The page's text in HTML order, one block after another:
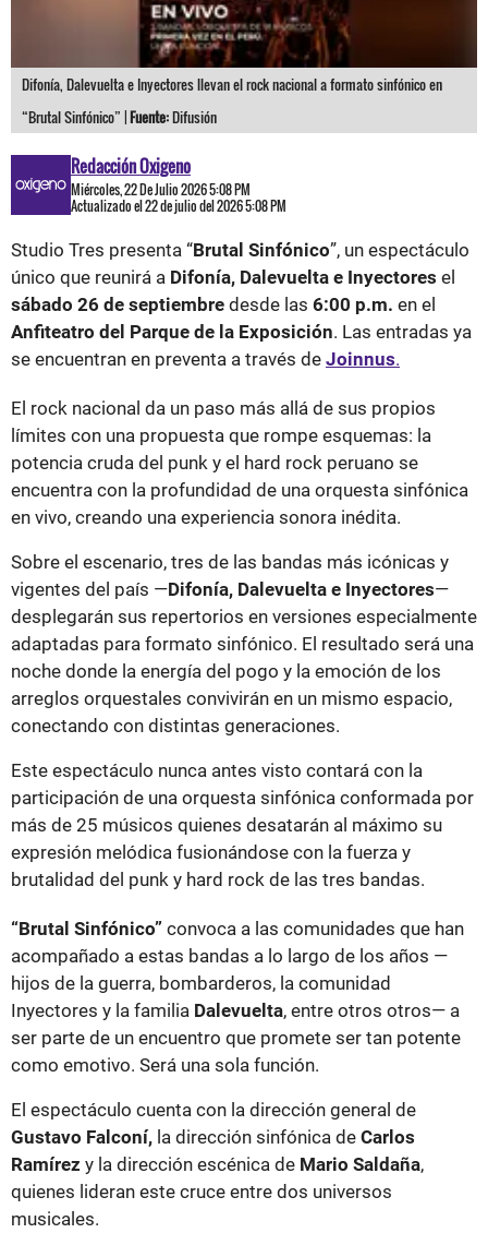
Difonía, Dalevuelta e Inyectores llevan el rock nacional a formato sinfónico en
“Brutal Sinfónico” |Fuente:Difusión
Redacción Oxigeno
Miércoles, 22 De Julio 2026 5:08 PM
Actualizado el 22 de julio del 2026 5:08 PM
Studio Tres presenta “Brutal Sinfónico”, un espectáculo
único que reunirá a Difonía, Dalevuelta e Inyectores el
sábado 26 de septiembre desde las 6:00 p.m. en el
Anfiteatro del Parque de la Exposición. Las entradas ya
se encuentran en preventa a través de Joinnus.
El rock nacional da un paso más allá de sus propios
límites con una propuesta que rompe esquemas: la
potencia cruda del punk y el hard rock peruano se
encuentra con la profundidad de una orquesta sinfónica
en vivo, creando una experiencia sonora inédita.
Sobre el escenario, tres de las bandas más icónicas y
vigentes del país —Difonía, Dalevuelta e Inyectores—
desplegarán sus repertorios en versiones especialmente
adaptadas para formato sinfónico. El resultado será una
noche donde la energía del pogo y la emoción de los
arreglos orquestales convivirán en un mismo espacio,
conectando con distintas generaciones.
Este espectáculo nunca antes visto contará con la
participación de una orquesta sinfónica conformada por
más de 25 músicos quienes desatarán al máximo su
expresión melódica fusionándose con la fuerza y
brutalidad del punk y hard rock de las tres bandas.
“Brutal Sinfónico” convoca a las comunidades que han
acompañado a estas bandas a lo largo de los años —
hijos de la guerra, bombarderos, la comunidad
Inyectores y la familia Dalevuelta, entre otros otros— a
ser parte de un encuentro que promete ser tan potente
como emotivo. Será una sola función.
El espectáculo cuenta con la dirección general de
Gustavo Falconí, la dirección sinfónica de Carlos
Ramírez y la dirección escénica de Mario Saldaña,
quienes lideran este cruce entre dos universos
musicales.